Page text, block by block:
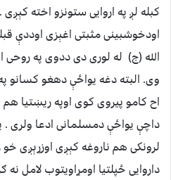
کبله لږ په اروایی ستونزو اخته
اودخوشبینی مثبتی اغېزی اوددې
الله (ج) له لوری دی ددوی په
وی. البته دغه یواځې دهغو
اح کامو پیروی کوی اوپه ریښتیا
داچې یواځې دمسلمانی ادعا ولری
لرونکی هم ناروغه کېږی اوزړېږی
داروایی ځپلتیا اومړاویتوب لامل نه